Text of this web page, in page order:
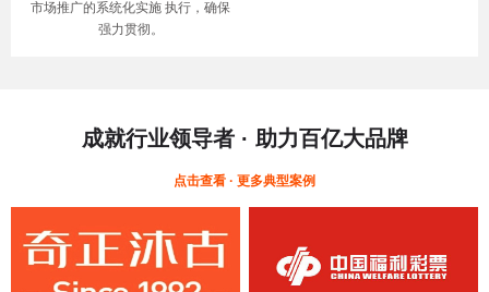
市场推广的系统化实施 执行，确保
强力贯彻。
成就行业领导者 · 助力百亿大品牌
点击查看 · 更多典型案例